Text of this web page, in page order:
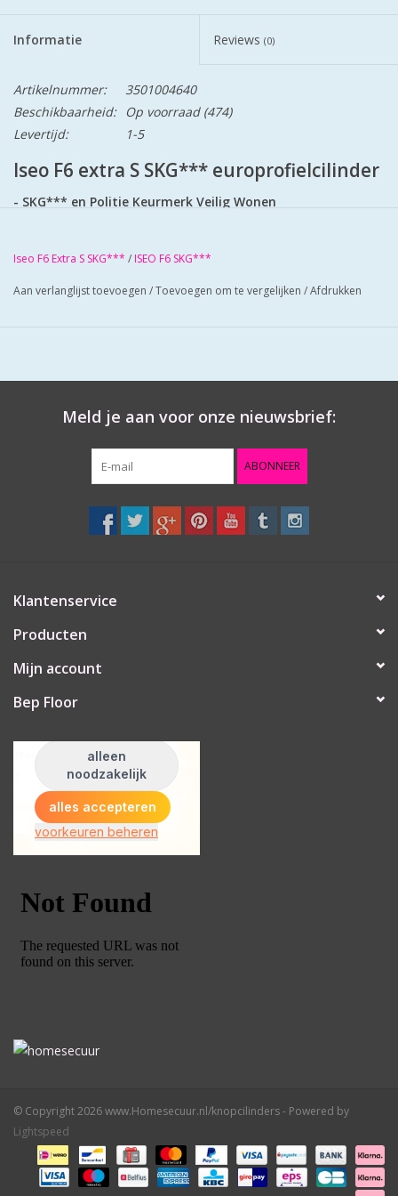
Informatie Reviews (0)
Artikelnummer:
3501004640
Beschikbaarheid:
Op voorraad(474)
Levertijd:
1-5
Iseo F6 extra S SKG*** europrofielcilinder
- SKG*** en Politie Keurmerk Veilig Wonen
- voorzien van beveiliging tegen boren en kerntrekken
- stalen brug: voorkomt breken van de cilinder
- 30.000 verschillende sluitingen
- standaard F6 sleutelprofiel (messing vernikkeld)
Iseo F6 Extra S SKG*** / ISEO F6 SKG***
Aan verlanglijst toevoegen /Toevoegen om te vergelijken /Afdrukken
Meld je aan voor onze nieuwsbrief:
ABONNEER
Klantenservice
Producten
Mijn account
Bep Floor
© Copyright 2026 www.Homesecuur.nl/knopcilinders - Powered by
Lightspeed